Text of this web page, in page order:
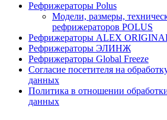
Рефрижераторы Polus
Модели, размеры,
рефрижераторов POLUS
Рефрижераторы ALEX
Рефрижераторы ЭЛИНЖ
Рефрижераторы Global Freeze
Согласие посетителя на
данных
Политика в отношении
данных